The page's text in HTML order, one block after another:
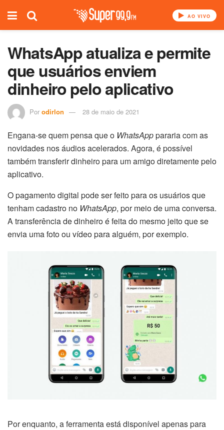
AO VIVO
WhatsApp atualiza e permite
que usuários enviem
dinheiro pelo aplicativo
Por odirlon 28 de maio de 2021
Engana-se quem pensa que o WhatsApppararia com as
novidades nos áudios acelerados. Agora, é possível
também transferir dinheiro para um amigo diretamente pelo
aplicativo.
O pagamento digital pode ser feito para os usuários que
tenham cadastro no WhatsApp, por meio de uma conversa.
A transferência de dinheiro é feita do mesmo jeito que se
envia uma foto ou vídeo para alguém, por exemplo.
Por enquanto, a ferramenta está disponível apenas para